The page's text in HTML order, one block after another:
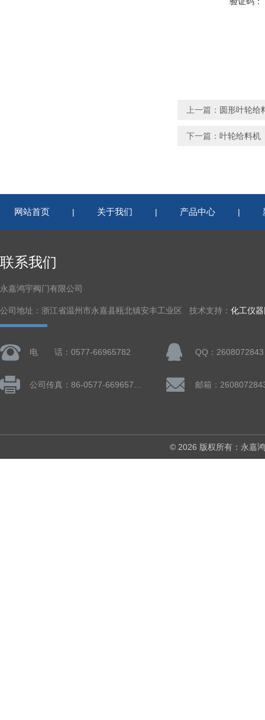
上一篇： 圆形叶轮给
下一篇： 叶轮给料机
网站首页 | 关于我们 | 产品中心 |
联系我们
永嘉鸿宇阀门有限公司
公司地址：浙江省温州市永嘉县瓯北镇安丰工业区 技术支持： 化工仪
电 话：0577-66965782 QQ：2608072843
邮箱：
© 2026 版权所有：永嘉